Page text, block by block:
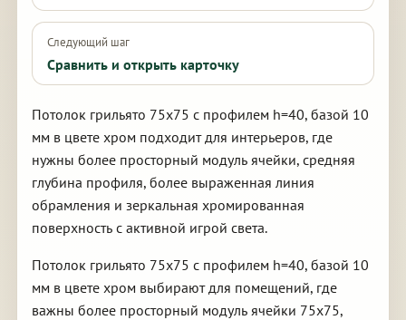
Следующий шаг
Сравнить и открыть карточку
Потолок грильято 75х75 с профилем h=40, базой 10
мм в цвете хром подходит для интерьеров, где
нужны более просторный модуль ячейки, средняя
глубина профиля, более выраженная линия
обрамления и зеркальная хромированная
поверхность с активной игрой света.
Потолок грильято 75х75 с профилем h=40, базой 10
мм в цвете хром выбирают для помещений, где
важны более просторный модуль ячейки 75х75,